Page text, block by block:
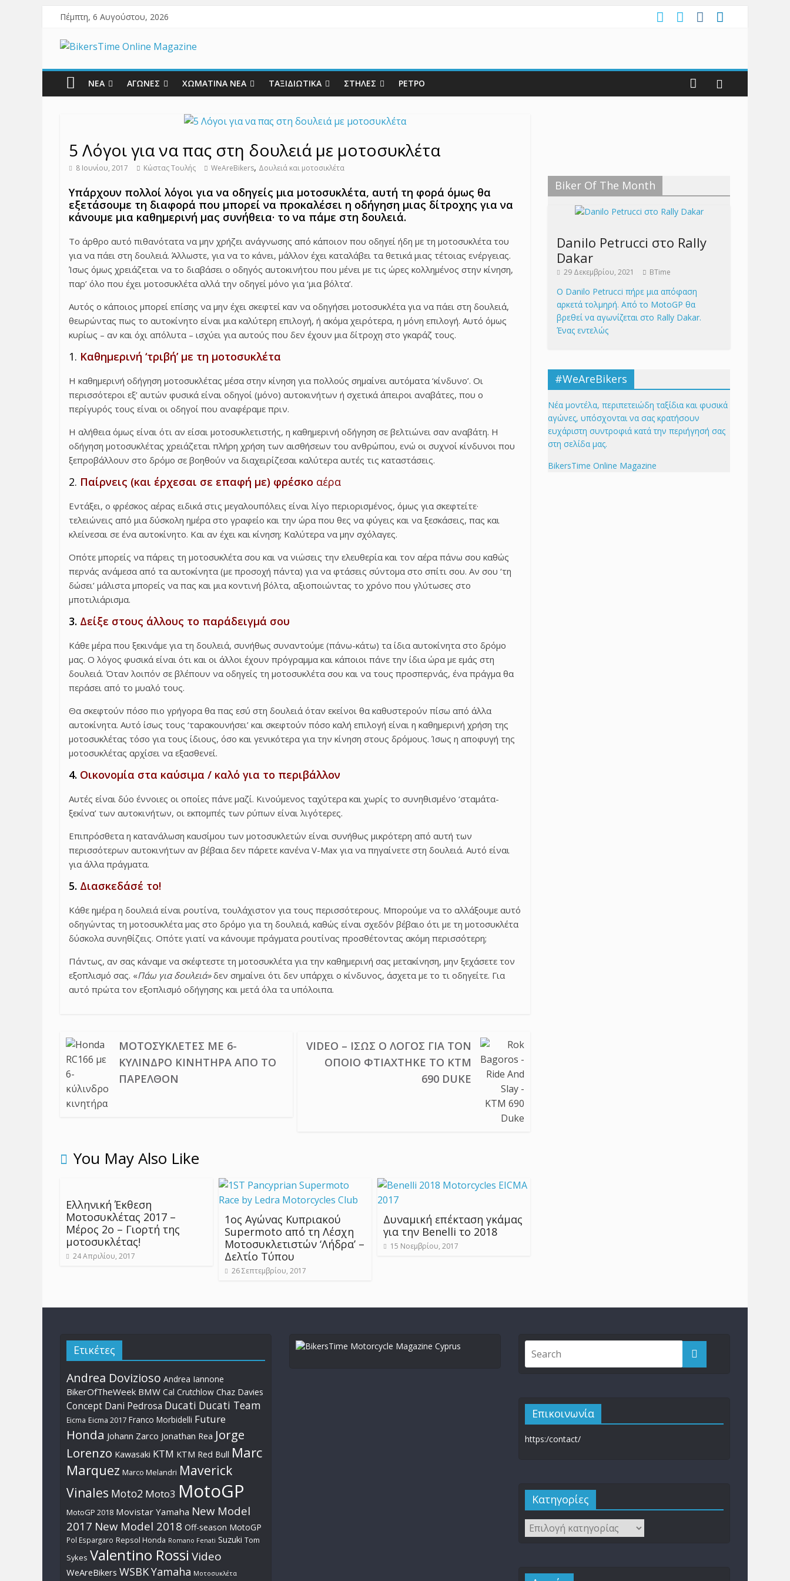
Πέμπτη, 6 Αυγούστου, 2026
ΝΕΑ ΑΓΩΝΕΣ ΧΩΜΑΤΙΝΑ ΝΕΑ ΤΑΞΙΔΙΩΤΙΚΑ ΣΤΗΛΕΣ ΡΕΤΡΟ
5 Λόγοι για να πας στη δουλειά με μοτοσυκλέτα
8 Ιουνίου, 2017 Κώστας Τουλής WeAreBikers, Δουλειά και μοτοσικλέτα
Υπάρχουν πολλοί λόγοι για να οδηγείς μια μοτοσυκλέτα, αυτή τη φορά όμως θα
εξετάσουμε τη διαφορά που μπορεί να προκαλέσει η οδήγηση μιας δίτροχης για να
κάνουμε μια καθημερινή μας συνήθεια· το να πάμε στη δουλειά.
Το άρθρο αυτό πιθανότατα να μην χρήζει ανάγνωσης από κάποιον που οδηγεί ήδη με τη μοτοσυκλέτα του
για να πάει στη δουλειά. Άλλωστε, για να το κάνει, μάλλον έχει καταλάβει τα θετικά μιας τέτοιας ενέργειας.
Ίσως όμως χρειάζεται να το διαβάσει ο οδηγός αυτοκινήτου που μένει με τις ώρες κολλημένος στην κίνηση,
παρ’ όλο που έχει μοτοσυκλέτα αλλά την οδηγεί μόνο για ‘μια βόλτα’.
Αυτός ο κάποιος μπορεί επίσης να μην έχει σκεφτεί καν να οδηγήσει μοτοσυκλέτα για να πάει στη δουλειά,
θεωρώντας πως το αυτοκίνητο είναι μια καλύτερη επιλογή, ή ακόμα χειρότερα, η μόνη επιλογή. Αυτό όμως
κυρίως – αν και όχι απόλυτα – ισχύει για αυτούς που δεν έχουν μια δίτροχη στο γκαράζ τους.
1. Καθημερινή ‘τριβή’ με τη μοτοσυκλέτα
Η καθημερινή οδήγηση μοτοσυκλέτας μέσα στην κίνηση για πολλούς σημαίνει αυτόματα ‘κίνδυνο’. Οι
περισσότεροι εξ’ αυτών φυσικά είναι οδηγοί (μόνο) αυτοκινήτων ή σχετικά άπειροι αναβάτες, που ο
περίγυρός τους είναι οι οδηγοί που αναφέραμε πριν.
Η αλήθεια όμως είναι ότι αν είσαι μοτοσυκλετιστής, η καθημερινή οδήγηση σε βελτιώνει σαν αναβάτη. Η
οδήγηση μοτοσυκλέτας χρειάζεται πλήρη χρήση των αισθήσεων του ανθρώπου, ενώ οι συχνοί κίνδυνοι που
ξεπροβάλλουν στο δρόμο σε βοηθούν να διαχειρίζεσαι καλύτερα αυτές τις καταστάσεις.
2. Παίρνεις (και έρχεσαι σε επαφή με) φρέσκο αέρα
Εντάξει, ο φρέσκος αέρας ειδικά στις μεγαλουπόλεις είναι λίγο περιορισμένος, όμως για σκεφτείτε·
τελειώνεις από μια δύσκολη ημέρα στο γραφείο και την ώρα που θες να φύγεις και να ξεσκάσεις, πας και
κλείνεσαι σε ένα αυτοκίνητο. Και αν έχει και κίνηση; Καλύτερα να μην σχόλαγες.
Οπότε μπορείς να πάρεις τη μοτοσυκλέτα σου και να νιώσεις την ελευθερία και τον αέρα πάνω σου καθώς
περνάς ανάμεσα από τα αυτοκίνητα (με προσοχή πάντα) για να φτάσεις σύντομα στο σπίτι σου. Αν σου ‘τη
δώσει’ μάλιστα μπορείς να πας και μια κοντινή βόλτα, αξιοποιώντας το χρόνο που γλύτωσες στο
μποτιλιάρισμα.
3. Δείξε στους άλλους το παράδειγμά σου
Κάθε μέρα που ξεκινάμε για τη δουλειά, συνήθως συναντούμε (πάνω-κάτω) τα ίδια αυτοκίνητα στο δρόμο
μας. Ο λόγος φυσικά είναι ότι και οι άλλοι έχουν πρόγραμμα και κάποιοι πάνε την ίδια ώρα με εμάς στη
δουλειά. Όταν λοιπόν σε βλέπουν να οδηγείς τη μοτοσυκλέτα σου και να τους προσπερνάς, ένα πράγμα θα
περάσει από το μυαλό τους.
Θα σκεφτούν πόσο πιο γρήγορα θα πας εσύ στη δουλειά όταν εκείνοι θα καθυστερούν πίσω από άλλα
αυτοκίνητα. Αυτό ίσως τους ‘ταρακουνήσει’ και σκεφτούν πόσο καλή επιλογή είναι η καθημερινή χρήση της
μοτοσυκλέτας τόσο για τους ίδιους, όσο και γενικότερα για την κίνηση στους δρόμους. Ίσως η αποφυγή της
μοτοσυκλέτας αρχίσει να εξασθενεί.
4. Οικονομία στα καύσιμα / καλό για το περιβάλλον
Αυτές είναι δύο έννοιες οι οποίες πάνε μαζί. Κινούμενος ταχύτερα και χωρίς το συνηθισμένο ‘σταμάτα-
ξεκίνα’ των αυτοκινήτων, οι εκπομπές των ρύπων είναι λιγότερες.
Επιπρόσθετα η κατανάλωση καυσίμου των μοτοσυκλετών είναι συνήθως μικρότερη από αυτή των
περισσότερων αυτοκινήτων αν βέβαια δεν πάρετε κανένα V-Max για να πηγαίνετε στη δουλειά. Αυτό είναι
για άλλα πράγματα.
5. Διασκεδάσέ το!
Κάθε ημέρα η δουλειά είναι ρουτίνα, τουλάχιστον για τους περισσότερους. Μπορούμε να το αλλάξουμε αυτό
οδηγώντας τη μοτοσυκλέτα μας στο δρόμο για τη δουλειά, καθώς είναι σχεδόν βέβαιο ότι με τη μοτοσυκλέτα
δύσκολα συνηθίζεις. Οπότε γιατί να κάνουμε πράγματα ρουτίνας προσθέτοντας ακόμη περισσότερη;
Πάντως, αν σας κάναμε να σκέφτεστε τη μοτοσυκλέτα για την καθημερινή σας μετακίνηση, μην ξεχάσετε τον
εξοπλισμό σας. «Πάω για δουλειά»δεν σημαίνει ότι δεν υπάρχει ο κίνδυνος, άσχετα με το τι οδηγείτε. Για
αυτό πρώτα τον εξοπλισμό οδήγησης και μετά όλα τα υπόλοιπα.
ΜΟΤΟΣΥΚΛΈΤΕΣ ΜΕ 6-
ΚΎΛΙΝΔΡΟ ΚΙΝΗΤΉΡΑ ΑΠΌ ΤΟ
ΠΑΡΕΛΘΌΝ
VIDEO – ΊΣΩΣ Ο ΛΌΓΟΣ ΓΙΑ ΤΟΝ
ΟΠΟΊΟ ΦΤΙΆΧΤΗΚΕ ΤΟ KTM
690 DUKE
You May Also Like
Ελληνική Έκθεση
Μοτοσυκλέτας 2017 –
Μέρος 2ο – Γιορτή της
μοτοσυκλέτας!
24 Απριλίου, 2017
1ος Αγώνας Κυπριακού
Supermoto από τη Λέσχη
Μοτοσυκλετιστών ‘Λήδρα’ –
Δελτίο Τύπου
26 Σεπτεμβρίου, 2017
Δυναμική επέκταση γκάμας
για την Benelli το 2018
15 Νοεμβρίου, 2017
Biker Of The Month
Danilo Petrucci στο Rally
Dakar
29 Δεκεμβρίου, 2021 BTime
Ο Danilo Petrucci πήρε μια απόφαση
αρκετά τολμηρή. Από το MotoGP θα
βρεθεί να αγωνίζεται στο Rally Dakar.
Ένας εντελώς
#WeAreBikers
Νέα μοντέλα, περιπετειώδη ταξίδια και φυσικά
αγώνες, υπόσχονται να σας κρατήσουν
ευχάριστη συντροφιά κατά την περιήγησή σας
στη σελίδα μας.
BikersTime Online Magazine
Ετικέτες
Andrea Dovizioso Andrea Iannone
BikerOfTheWeek BMW Cal Crutchlow Chaz Davies
Concept Dani Pedrosa Ducati Ducati Team
Eicma Eicma 2017 Franco Morbidelli Future
Honda Johann Zarco Jonathan Rea Jorge
Lorenzo Kawasaki KTM KTM Red Bull Marc
Marquez Marco Melandri Maverick
Vinales Moto2 Moto3 MotoGP
MotoGP 2018 Movistar Yamaha New Model
2017 New Model 2018 Off-season MotoGP
Pol Espargaro Repsol Honda Romano Fenati Suzuki Tom
Sykes Valentino Rossi Video
WeAreBikers WSBKYamaha Μοτοσυκλέτα
Επικοινωνία
https:/contact/
Kατηγορίες